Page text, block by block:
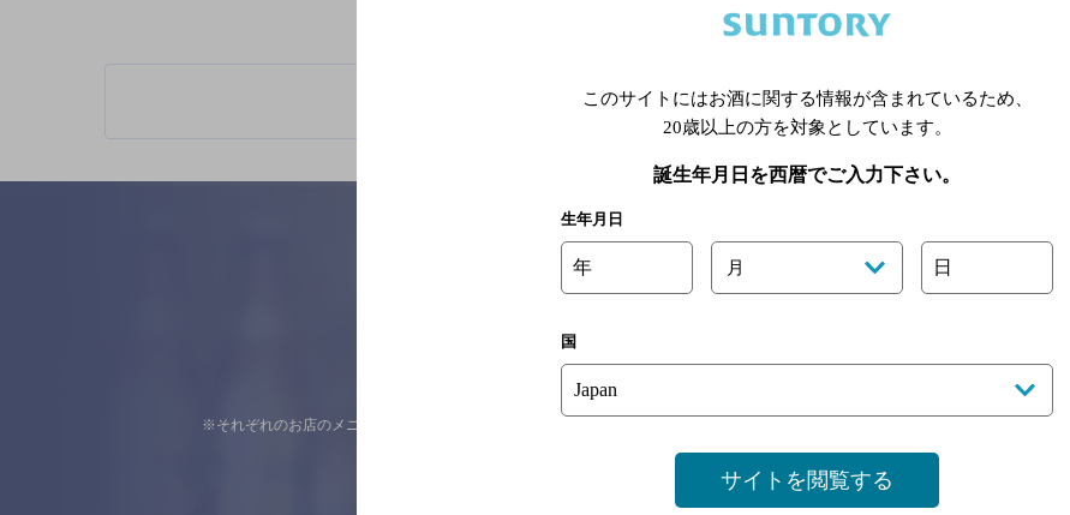
※店舗によりハイボール取り扱い
関連ページ
※それぞれのお店のメニューや営業時間などの掲載情報については、 念のためお店にご
情報提供：ぐるなび
このサイトにはお酒に関する情報が含まれているため、
20歳以上の方を対象としています。
誕生年月日を西暦でご入力下さい。
生年月日
年 月 日
国
サイトを閲覧する